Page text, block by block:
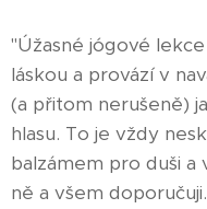
"Úžasné jógové
láskou a provází v
(a přitom nerušeně)
hlasu. To je vždy
balzámem pro duši
ně a všem